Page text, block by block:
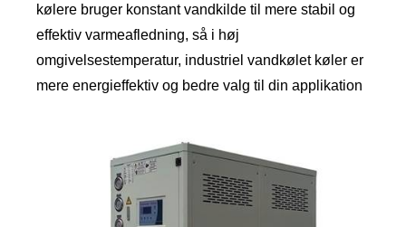
kølere bruger konstant vandkilde til mere stabil og
effektiv varmeafledning, så i høj
omgivelsestemperatur, industriel vandkølet køler er
mere energieffektiv og bedre valg til din applikation